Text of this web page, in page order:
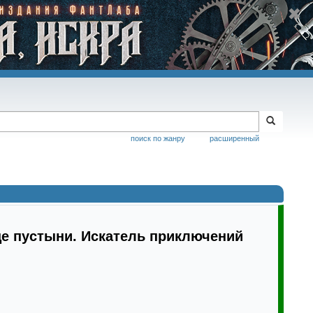
расширенный
поиск по жанру
пустыни. Искатель приключений